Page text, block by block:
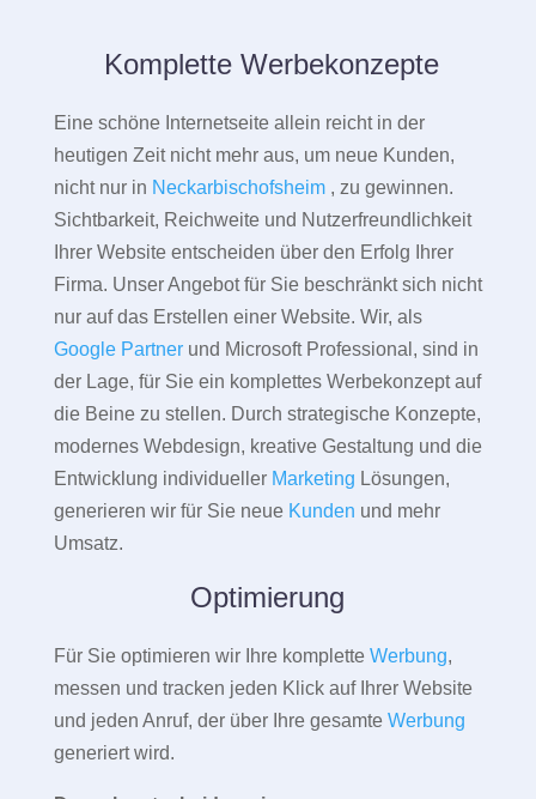
Komplette Werbekonzepte
Eine schöne Internetseite allein reicht in der
heutigen Zeit nicht mehr aus, um neue Kunden,
nicht nur in Neckarbischofsheim, zu gewinnen.
Sichtbarkeit, Reichweite und Nutzerfreundlichkeit
Ihrer Website entscheiden über den Erfolg Ihrer
Firma. Unser Angebot für Sie beschränkt sich nicht
nur auf das Erstellen einer Website. Wir, als
Google Partnerund Microsoft Professional, sind in
der Lage, für Sie ein komplettes Werbekonzept auf
die Beine zu stellen. Durch strategische Konzepte,
modernes Webdesign, kreative Gestaltung und die
Entwicklung individueller Marketing Lösungen,
generieren wir für Sie neue Kunden und mehr
Umsatz.
Optimierung
Für Sie optimieren wir Ihre komplette Werbung,
messen und tracken jeden Klick auf Ihrer Website
und jeden Anruf, der über Ihre gesamte Werbung
generiert wird.